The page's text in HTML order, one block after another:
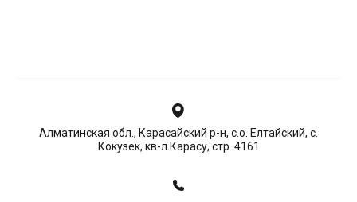
Алматинская обл., Карасайский р-н, с.о. Елтайский, с.
Кокузек, кв-л Карасу, стр. 4161